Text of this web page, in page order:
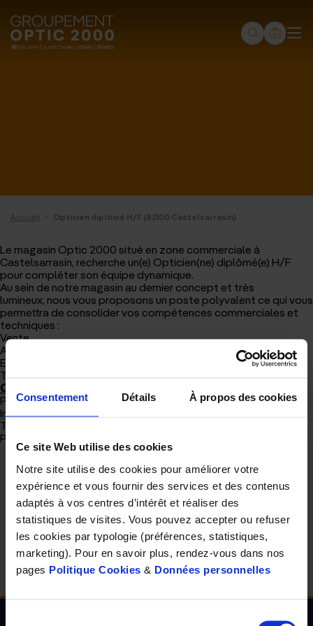
Consentement Détails À propos des cookies
Ce site Web utilise des cookies
Notre site utilise des cookies pour améliorer votre
expérience et vous fournir des services et des contenus
adaptés à vos centres d’intérêt et réaliser des
statistiques de visites. Vous pouvez accepter ou refuser
les cookies par typologie (préférences, statistiques,
marketing). Pour en savoir plus, rendez-vous dans nos
pages Politique Cookies & Données personnelles
Groupement
Optic
Lissac
-
Gadol
-
Page
d'accueil
Accueil · Opticien diplômé H/F (82100 Castelsarrasin)
Le magasin Optic 2000 situé en zone commerciale à
Castelsarrasin, recherche un(e) Opticien(ne) diplômé(e) H/F
pour compléter son équipe dynamique.
Au sein de notre magasin au dernier concept et très
lumineux, nous vous proposons un poste polyvalent ce qui vous
permettra de consolider vos compétences commerciales et
techniques :
Vente
Atelier
Examen de vue
Tiers-payant
Ce que nous vous offrons :
Primes individuelles
Intéressement/participation
Ticket restaurant
Poste à pourvoir en CDI.
Cet article vous a plu ?
Partagez le